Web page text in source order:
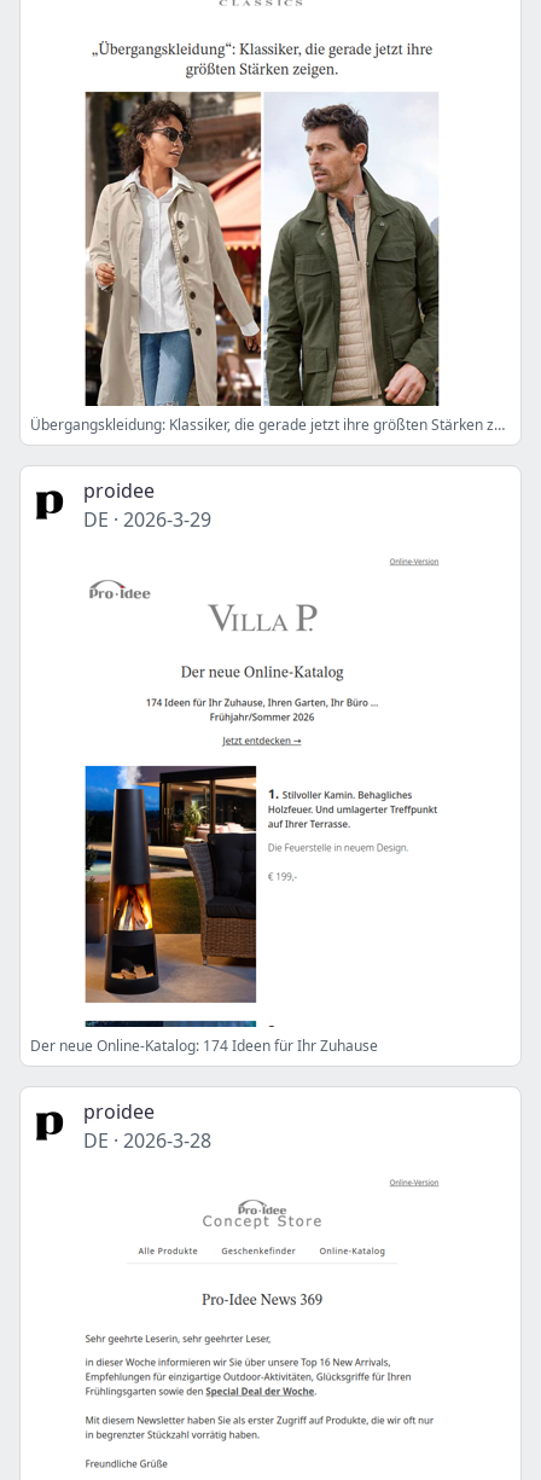
Übergangskleidung: Klassiker, die gerade jetzt ihre größten Stärken zeigen.
proidee
DE · 2026-3-29
Der neue Online-Katalog: 174 Ideen für Ihr Zuhause
proidee
DE · 2026-3-28